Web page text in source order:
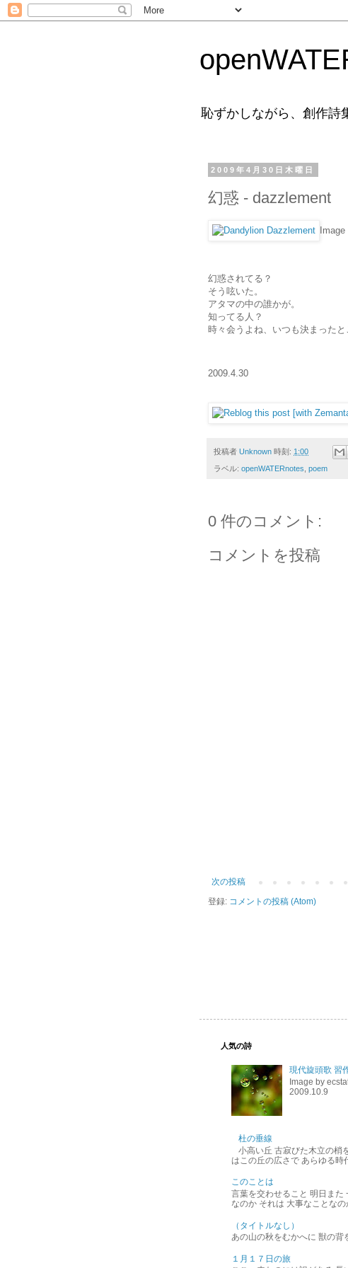
恥ずかしながら、創作詩
2009年4月30日木曜日
幻惑 - dazzlement
Image
幻惑されてる？
そう呟いた。
アタマの中の誰かが。
知ってる人？
時々会うよね、いつも決まったと
2009.4.30
投稿者 Unknown 時刻: 1:00
ラベル: openWATERnotes poem
0 件のコメント:
コメントを投稿
次の投稿
登録: コメントの投稿 (Atom)
人気の詩
現代旋頭歌 習
Image by
2009.10.9
杜の垂線
小高い丘 古寂びた木立の梢
はこの丘の広さで あらゆる時
このことは
言葉を交わせること 明日また
なのか それは 大事なことな
（タイトルなし）
あの山の秋をむかへに 獣の背
１月１７日の旅